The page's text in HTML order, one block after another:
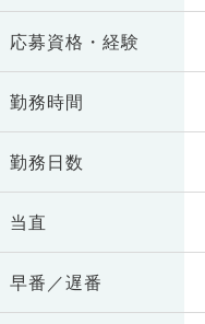
応募資格・ 経験
勤務時間
勤務日数
当直
早番／遅番